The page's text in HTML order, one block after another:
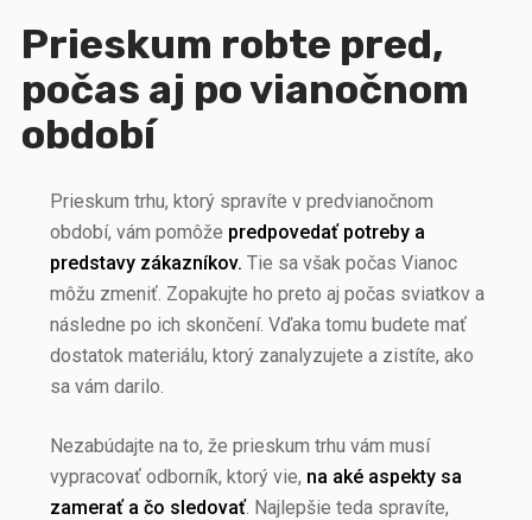
Prieskum robte pred,
počas aj po vianočnom
období
Prieskum trhu, ktorý spravíte v predvianočnom
období, vám pomôže predpovedať potreby a
predstavy zákazníkov. Tie sa však počas Vianoc
môžu zmeniť. Zopakujte ho preto aj počas sviatkov a
následne po ich skončení. Vďaka tomu budete mať
dostatok materiálu, ktorý zanalyzujete a zistíte, ako
sa vám darilo.
Nezabúdajte na to, že prieskum trhu vám musí
vypracovať odborník, ktorý vie, na aké aspekty sa
zamerať a čo sledovať. Najlepšie teda spravíte,